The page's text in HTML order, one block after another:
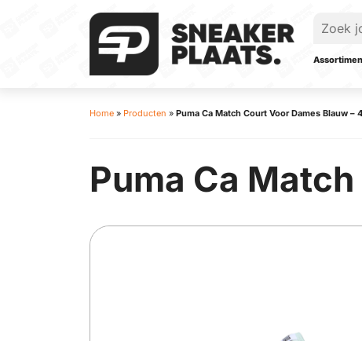
Home » Producten » Puma Ca Match Court Voor Dames Blauw –
Puma Ca